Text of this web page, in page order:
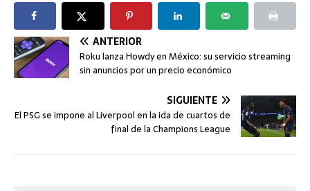
ANTERIOR
Roku lanza Howdy en México: su servicio streaming
sin anuncios por un precio económico
SIGUIENTE
El PSG se impone al Liverpool en la ida de cuartos de
final de la Champions League